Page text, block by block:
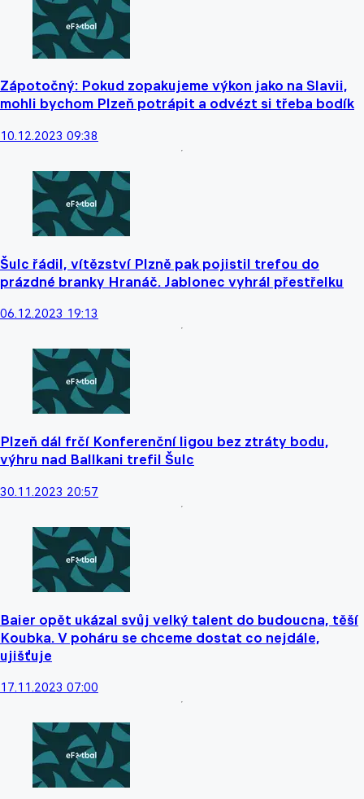
Zápotočný: Pokud zopakujeme výkon jako na Slavii,
mohli bychom Plzeň potrápit a odvézt si třeba bodík
10.12.2023 09:38
Šulc řádil, vítězství Plzně pak pojistil trefou do
prázdné branky Hranáč. Jablonec vyhrál přestřelku
06.12.2023 19:13
Plzeň dál frčí Konferenční ligou bez ztráty bodu,
výhru nad Ballkani trefil Šulc
30.11.2023 20:57
Baier opět ukázal svůj velký talent do budoucna, těší
Koubka. V poháru se chceme dostat co nejdále,
ujišťuje
17.11.2023 07:00